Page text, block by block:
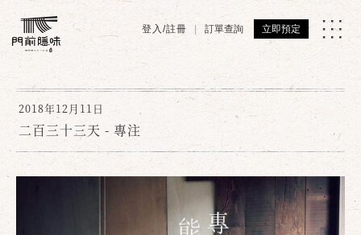
登入/註冊 訂單查詢 立即預定
2018年12月11日
二百三十三天 - 專注